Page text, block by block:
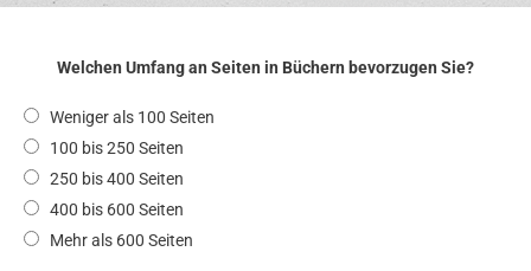
Welchen Umfang an Seiten in Büchern bevorzugen Sie?
Weniger als 100 Seiten
100 bis 250 Seiten
250 bis 400 Seiten
400 bis 600 Seiten
Mehr als 600 Seiten